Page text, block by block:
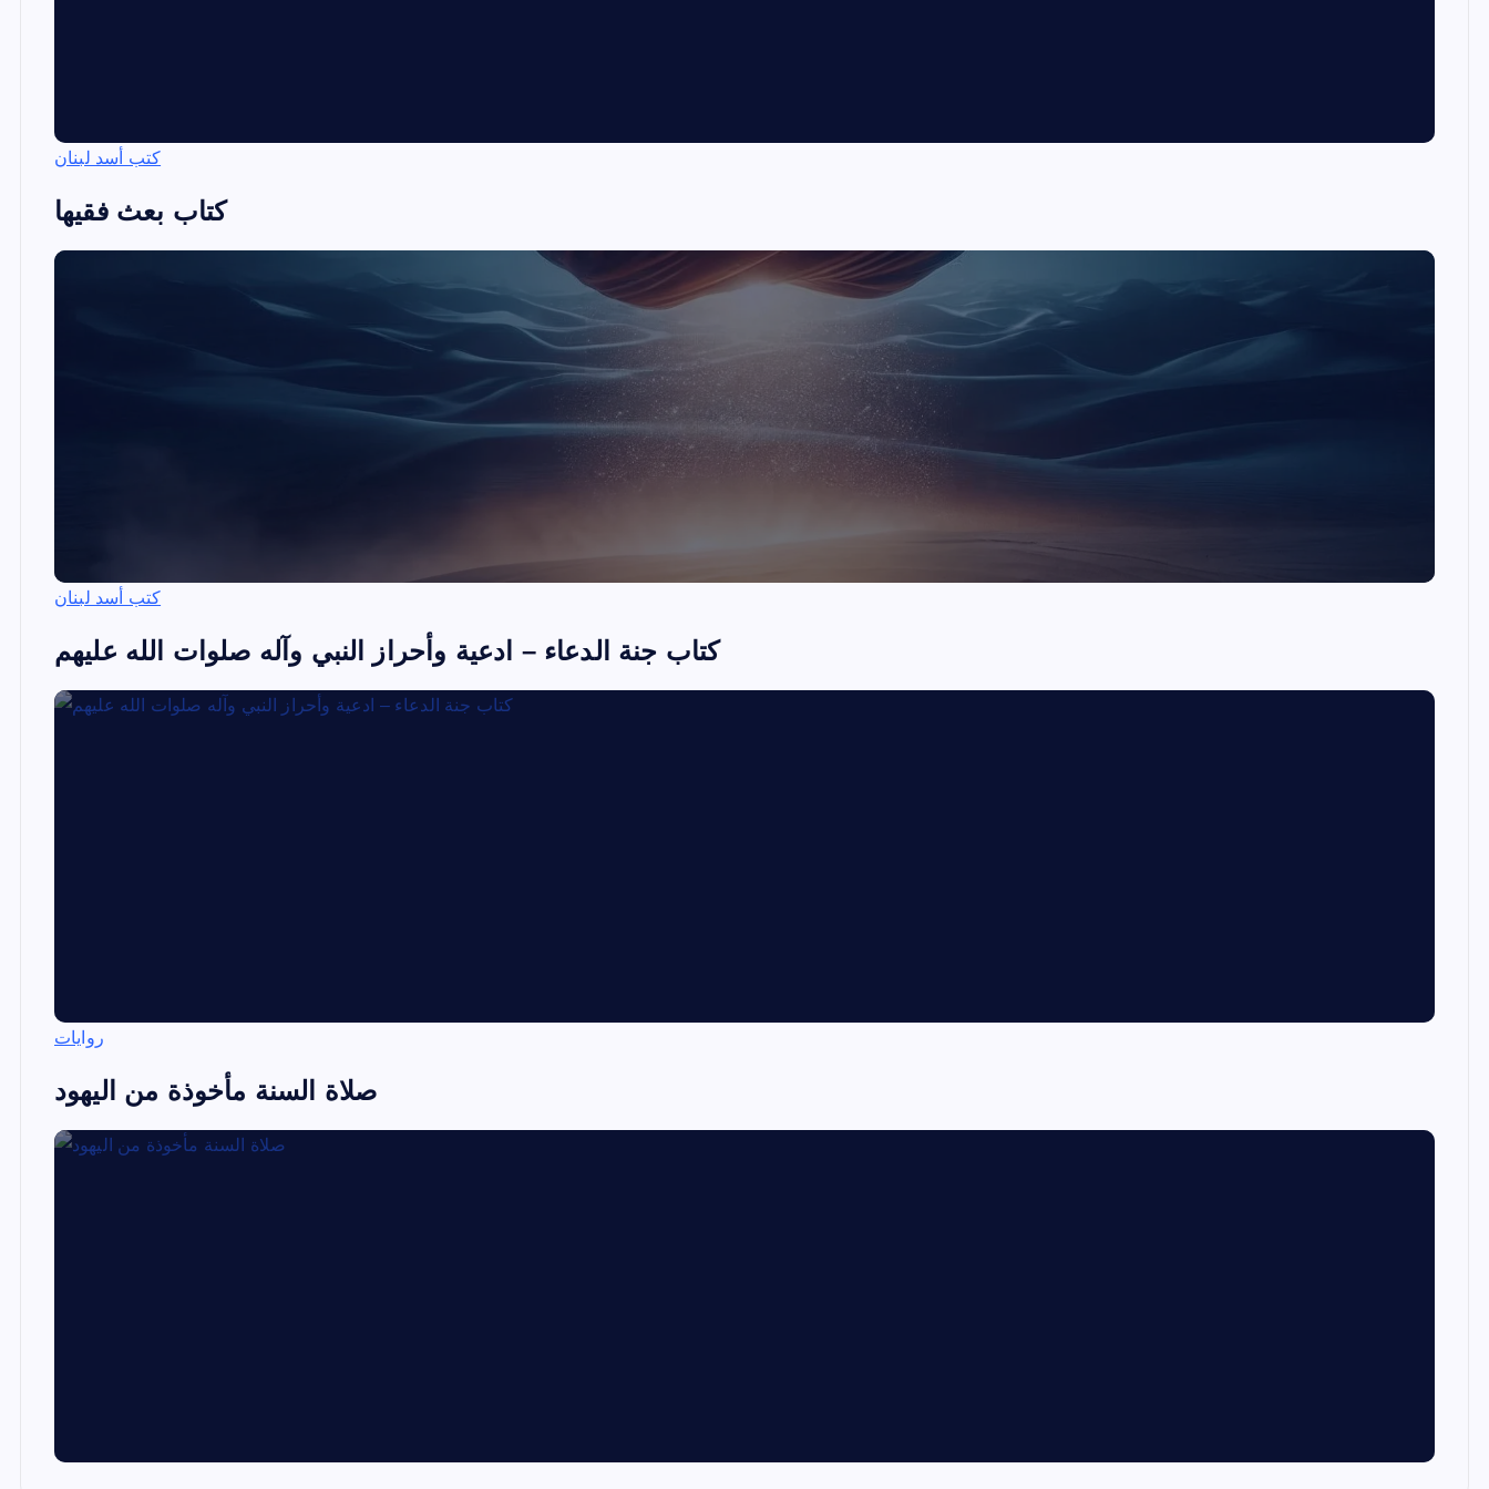
كتب أسد لبنان
كتاب بعث فقيها
كتب أسد لبنان
كتاب جنة الدعاء – ادعية وأحراز النبي وآله صلوات الله عليهم
روايات
صلاة السنة مأخوذة من اليهود